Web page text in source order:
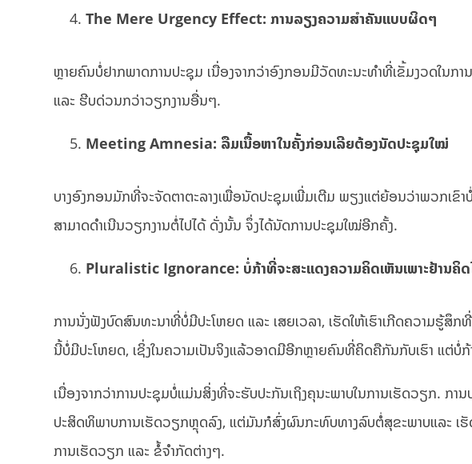
The Mere Urgency Effect: ການລຽງຄວາມສຳຄັນແບບຜິດໆ
ຫຼາຍຄົນບໍ່ຢາກພາດການປະຊຸມ ເນື່ອງຈາກວ່າອົງກອນມີວັດທະນະທໍາທີ່ເຂັ້ມງວດໃນກາ
ແລະ​ ຮີບ​ດ່ວນ​ກວ່າ​ວຽກງານ​ອື່ນໆ.
Meeting Amnesia: ລືມເນື້ອຫາໃນຄັ້ງກ່ອນເລີຍຕ້ອງນັດປະຊຸມໃໝ່
ບາງອົງກອນມັກທີ່ຈະຈັດຕາຕະລາງເພື່ອນັດປະຊຸມເພີ່ມເຕີມ ພຽງແຕ່ຍ້ອນວ່າພວກເຂົ
ສາມາດດໍາເນີນວຽກງານຕໍ່ໄປໄດ້ ດັ່ງນັ້ນ ຈຶ່ງໄດ້ນັດການປະຊຸມໃໝ່ອີກຄັ້ງ.
Pluralistic Ignorance: ບໍ່ກ້າທີ່ຈະສະແດງຄວາມຄິດເຫັນເພາະຢ້ານຄິດ
ການນັ່ງຟັງບົດສົນທະນາທີ່ບໍ່ມີປະໂຫຍດ ແລະ ເສຍເວລາ, ເຮັດໃຫ້ເຮົາເກີດຄວາມຮູ້ສຶ
ນີ້ບໍ່ມີປະໂຫຍດ, ເຊິ່ງໃນຄວາມເປັນຈິງແລ້ວອາດມີອີກຫຼາຍຄົນທີ່ຄິດຄືກັນກັບເຮົາ ແຕ່ບໍ່ກ້
ເນື່ອງຈາກວ່າການປະຊຸມບໍ່ແມ່ນສິ່ງທີ່ຈະຮັບປະກັນເຖິງຄຸນະພາບໃນການເຮັດວຽກ. ກາ
ປະສິດທິພາບການເຮັດວຽກຫຼຸດລົງ, ແຕ່ມັນກໍສົ່ງຜົນກະທົບທາງລົບຕໍ່ສຸຂະພາບແລະ ເຮັດ
ການເຮັດວຽກ ແລະ ຂໍ້ຈໍາກັດຕ່າງໆ.